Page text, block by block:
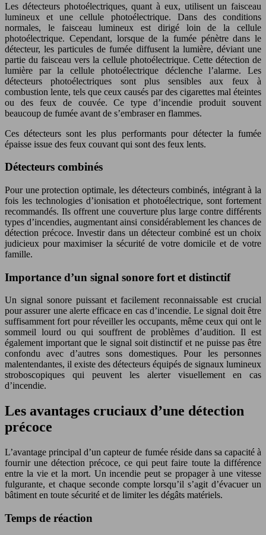
Les détecteurs photoélectriques, quant à eux, utilisent un faisceau
lumineux et une cellule photoélectrique. Dans des conditions
normales, le faisceau lumineux est dirigé loin de la cellule
photoélectrique. Cependant, lorsque de la fumée pénètre dans le
détecteur, les particules de fumée diffusent la lumière, déviant une
partie du faisceau vers la cellule photoélectrique. Cette détection de
lumière par la cellule photoélectrique déclenche l’alarme. Les
détecteurs photoélectriques sont plus sensibles aux feux à
combustion lente, tels que ceux causés par des cigarettes mal éteintes
ou des feux de couvée. Ce type d’incendie produit souvent
beaucoup de fumée avant de s’embraser en flammes.
Ces détecteurs sont les plus performants pour détecter la fumée
épaisse issue des feux couvant qui sont des feux lents.
Détecteurs combinés
Pour une protection optimale, les détecteurs combinés, intégrant à la
fois les technologies d’ionisation et photoélectrique, sont fortement
recommandés. Ils offrent une couverture plus large contre différents
types d’incendies, augmentant ainsi considérablement les chances de
détection précoce. Investir dans un détecteur combiné est un choix
judicieux pour maximiser la sécurité de votre domicile et de votre
famille.
Importance d’un signal sonore fort et distinctif
Un signal sonore puissant et facilement reconnaissable est crucial
pour assurer une alerte efficace en cas d’incendie. Le signal doit être
suffisamment fort pour réveiller les occupants, même ceux qui ont le
sommeil lourd ou qui souffrent de problèmes d’audition. Il est
également important que le signal soit distinctif et ne puisse pas être
confondu avec d’autres sons domestiques. Pour les personnes
malentendantes, il existe des détecteurs équipés de signaux lumineux
stroboscopiques qui peuvent les alerter visuellement en cas
d’incendie.
Les avantages cruciaux d’une détection
précoce
L’avantage principal d’un capteur de fumée réside dans sa capacité à
fournir une détection précoce, ce qui peut faire toute la différence
entre la vie et la mort. Un incendie peut se propager à une vitesse
fulgurante, et chaque seconde compte lorsqu’il s’agit d’évacuer un
bâtiment en toute sécurité et de limiter les dégâts matériels.
Temps de réaction